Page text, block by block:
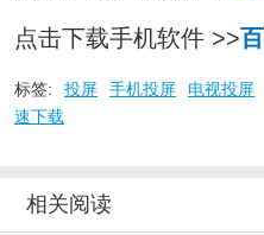
点击下载手机软件 >>
标签: 投屏 手机投屏 电视投屏
速下载
相关阅读